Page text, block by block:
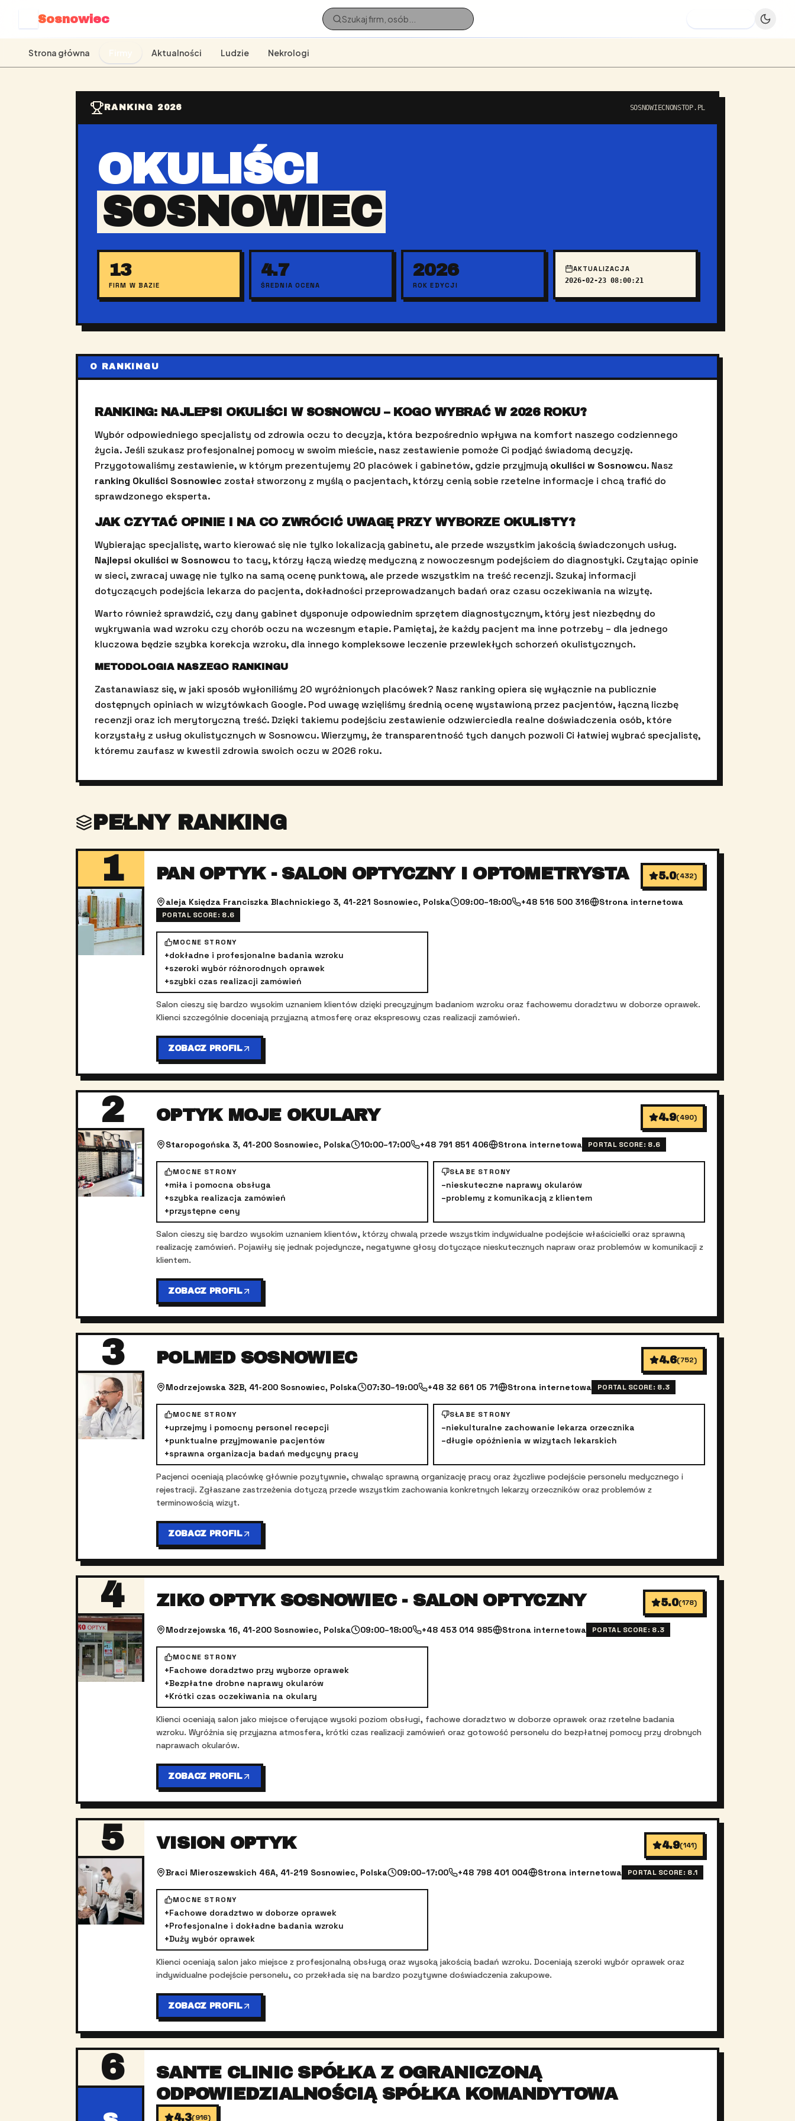
Sosnowiec
Strona główna Aktualności Ludzie Nekrologi
RANKING 2026 SOSNOWIECNONSTOP.PL
OKULIŚCI
SOSNOWIEC
13
FIRM W BAZIE
4.7
ŚREDNIA OCENA
2026
ROK EDYCJI
AKTUALIZACJA
2026-02-23 08:00:21
O RANKINGU
RANKING: NAJLEPSI OKULIŚCI W SOSNOWCU – KOGO WYBRAĆ W 2026 ROKU?
Wybór odpowiedniego specjalisty od zdrowia oczu to decyzja, która bezpośrednio wpływa na komfort naszego codziennego
życia. Jeśli szukasz profesjonalnej pomocy w swoim mieście, nasz zestawienie pomoże Ci podjąć świadomą decyzję.
Przygotowaliśmy zestawienie, w którym prezentujemy 20 placówek i gabinetów, gdzie przyjmują okuliści w Sosnowcu. Nasz
ranking Okuliści Sosnowiec został stworzony z myślą o pacjentach, którzy cenią sobie rzetelne informacje i chcą trafić do
sprawdzonego eksperta.
JAK CZYTAĆ OPINIE I NA CO ZWRÓCIĆ UWAGĘ PRZY WYBORZE OKULISTY?
Wybierając specjalistę, warto kierować się nie tylko lokalizacją gabinetu, ale przede wszystkim jakością świadczonych usług.
Najlepsi okuliści w Sosnowcu to tacy, którzy łączą wiedzę medyczną z nowoczesnym podejściem do diagnostyki. Czytając opinie
w sieci, zwracaj uwagę nie tylko na samą ocenę punktową, ale przede wszystkim na treść recenzji. Szukaj informacji
dotyczących podejścia lekarza do pacjenta, dokładności przeprowadzanych badań oraz czasu oczekiwania na wizytę.
Warto również sprawdzić, czy dany gabinet dysponuje odpowiednim sprzętem diagnostycznym, który jest niezbędny do
wykrywania wad wzroku czy chorób oczu na wczesnym etapie. Pamiętaj, że każdy pacjent ma inne potrzeby – dla jednego
kluczowa będzie szybka korekcja wzroku, dla innego kompleksowe leczenie przewlekłych schorzeń okulistycznych.
METODOLOGIA NASZEGO RANKINGU
Zastanawiasz się, w jaki sposób wyłoniliśmy 20 wyróżnionych placówek? Nasz ranking opiera się wyłącznie na publicznie
dostępnych opiniach w wizytówkach Google. Pod uwagę wzięliśmy średnią ocenę wystawioną przez pacjentów, łączną liczbę
recenzji oraz ich merytoryczną treść. Dzięki takiemu podejściu zestawienie odzwierciedla realne doświadczenia osób, które
korzystały z usług okulistycznych w Sosnowcu. Wierzymy, że transparentność tych danych pozwoli Ci łatwiej wybrać specjalistę,
któremu zaufasz w kwestii zdrowia swoich oczu w 2026 roku.
PEŁNY RANKING
1 PAN OPTYK - SALON OPTYCZNY I OPTOMETRYSTA 5.0(432)
aleja Księdza Franciszka Blachnickiego 3, 41-221 Sosnowiec, Polska 09:00–18:00 +48 516 500 316 Strona internetowa
PORTAL SCORE: 8.6
MOCNE STRONY
+dokładne i profesjonalne badania wzroku
+szeroki wybór różnorodnych oprawek
+szybki czas realizacji zamówień
Salon cieszy się bardzo wysokim uznaniem klientów dzięki precyzyjnym badaniom wzroku oraz fachowemu doradztwu w doborze oprawek.
Klienci szczególnie doceniają przyjazną atmosferę oraz ekspresowy czas realizacji zamówień.
ZOBACZ PROFIL
2 OPTYK MOJE OKULARY 4.9(490)
Staropogońska 3, 41-200 Sosnowiec, Polska 10:00–17:00 +48 791 851 406 Strona internetowa PORTAL SCORE: 8.6
MOCNE STRONY
+miła i pomocna obsługa
+szybka realizacja zamówień
+przystępne ceny
SŁABE STRONY
–nieskuteczne naprawy okularów
–problemy z komunikacją z klientem
Salon cieszy się bardzo wysokim uznaniem klientów, którzy chwalą przede wszystkim indywidualne podejście właścicielki oraz sprawną
realizację zamówień. Pojawiły się jednak pojedyncze, negatywne głosy dotyczące nieskutecznych napraw oraz problemów w komunikacji z
klientem.
ZOBACZ PROFIL
3 POLMED SOSNOWIEC 4.6(752)
Modrzejowska 32B, 41-200 Sosnowiec, Polska 07:30–19:00 +48 32 661 05 71 Strona internetowa PORTAL SCORE: 8.3
MOCNE STRONY
+uprzejmy i pomocny personel recepcji
+punktualne przyjmowanie pacjentów
+sprawna organizacja badań medycyny pracy
SŁABE STRONY
–niekulturalne zachowanie lekarza orzecznika
–długie opóźnienia w wizytach lekarskich
Pacjenci oceniają placówkę głównie pozytywnie, chwaląc sprawną organizację pracy oraz życzliwe podejście personelu medycznego i
rejestracji. Zgłaszane zastrzeżenia dotyczą przede wszystkim zachowania konkretnych lekarzy orzeczników oraz problemów z
terminowością wizyt.
ZOBACZ PROFIL
4 ZIKO OPTYK SOSNOWIEC - SALON OPTYCZNY 5.0(178)
Modrzejowska 16, 41-200 Sosnowiec, Polska 09:00–18:00 +48 453 014 985 Strona internetowa PORTAL SCORE: 8.3
MOCNE STRONY
+Fachowe doradztwo przy wyborze oprawek
+Bezpłatne drobne naprawy okularów
+Krótki czas oczekiwania na okulary
Klienci oceniają salon jako miejsce oferujące wysoki poziom obsługi, fachowe doradztwo w doborze oprawek oraz rzetelne badania
wzroku. Wyróżnia się przyjazna atmosfera, krótki czas realizacji zamówień oraz gotowość personelu do bezpłatnej pomocy przy drobnych
naprawach okularów.
ZOBACZ PROFIL
5 VISION OPTYK 4.9(141)
Braci Mieroszewskich 46A, 41-219 Sosnowiec, Polska 09:00–17:00 +48 798 401 004 Strona internetowa PORTAL SCORE: 8.1
MOCNE STRONY
+Fachowe doradztwo w doborze oprawek
+Profesjonalne i dokładne badania wzroku
+Duży wybór oprawek
Klienci oceniają salon jako miejsce z profesjonalną obsługą oraz wysoką jakością badań wzroku. Doceniają szeroki wybór oprawek oraz
indywidualne podejście personelu, co przekłada się na bardzo pozytywne doświadczenia zakupowe.
ZOBACZ PROFIL
6
SANTE CLINIC SPÓŁKA Z OGRANICZONĄ
ODPOWIEDZIALNOŚCIĄ SPÓŁKA KOMANDYTOWA
4.3(916)